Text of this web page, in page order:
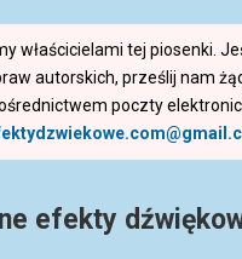
właścicielami tej piosenki.
autorskich, prześlij nam
poczty
efekty